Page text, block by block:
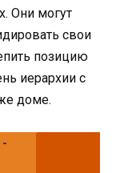
Они могут
свои
позицию
иерархии с
доме.